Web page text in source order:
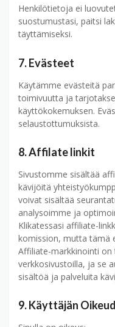
Henkilötietoja ei
suostumustasi, paitsi
täyttämiseksi.
7. Evästeet
Käytämme evästeitä
toimivuutta ja
käyttökokemuksen.
selaustottumuksista.
8. Affilate linkit
Sivustomme sisältää
kävijöitä
voivat sisältää
analysoimme ja
Klikatessasi affiliate-
komission, mutta tämä
Affiliate-markkinointi
verkkosivustoilla, ja se
sisältöä ja palveluita
9. Käyttäjän